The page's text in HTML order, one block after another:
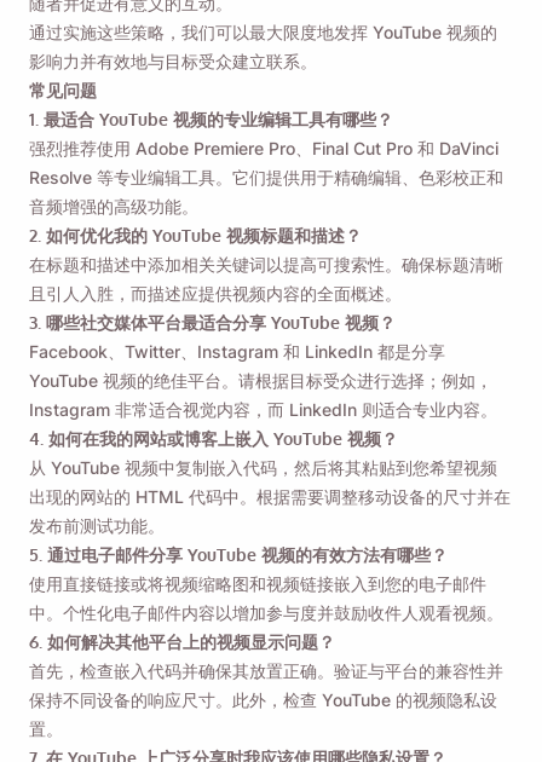
通过实施这些策略，我们可以最大限度地发挥 YouTube 视频的
影响力并有效地与目标受众建立联系。
常见问题
1. 最适合 YouTube 视频的专业编辑工具有哪些？
强烈推荐使用 Adob​​e Premiere Pro、Final Cut Pro 和 DaVinci
Resolve 等专业编辑工具。它们提供用于精确编辑、色彩校正和
音频增强的高级功能。
2. 如何优化我的 YouTube 视频标题和描述？
在标题和描述中添加相关关键词以提高可搜索性。确保标题清晰
且引人入胜，而描述应提供视频内容的全面概述。
3. 哪些社交媒体平台最适合分享 YouTube 视频？
Facebook、Twitter、Instagram 和 LinkedIn 都是分享
YouTube 视频的绝佳平台。请根据目标受众进行选择；例如，
Instagram 非常适合视觉内容，而 LinkedIn 则适合专业内容。
4. 如何在我的网站或博客上嵌入 YouTube 视频？
从 YouTube 视频中复制嵌入代码，然后将其粘贴到您希望视频
出现的网站的 HTML 代码中。根据需要调整移动设备的尺寸并在
发布前测试功能。
5. 通过电子邮件分享 YouTube 视频的有效方法有哪些？
使用直接链接或将视频缩略图和视频链接嵌入到您的电子邮件
中。个性化电子邮件内容以增加参与度并鼓励收件人观看视频。
6. 如何解决其他平台上的视频显示问题？
首先，检查嵌入代码并确保其放置正确。验证与平台的兼容性并
保持不同设备的响应尺寸。此外，检查 YouTube 的视频隐私设
置。